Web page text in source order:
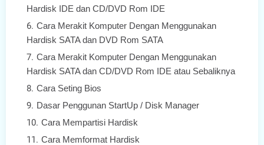
Hardisk IDE dan CD/DVD Rom IDE
Cara Merakit Komputer Dengan Menggunakan
Hardisk SATA dan DVD Rom SATA
Cara Merakit Komputer Dengan Menggunakan
Hardisk SATA dan CD/DVD Rom IDE atau Sebaliknya
Cara Seting Bios
Dasar Penggunan StartUp / Disk Manager
Cara Mempartisi Hardisk
Cara Memformat Hardisk